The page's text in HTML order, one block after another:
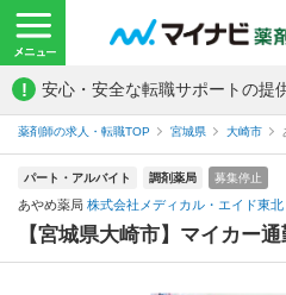
! 安心・安全な転職サポートの提
薬剤師の求人・転職TOP 宮城県 大崎市
パート・アルバイト 調剤薬局 募集停止
あやめ薬局 株式会社メディカル・エイド東北
【宮城県大崎市】マイカー